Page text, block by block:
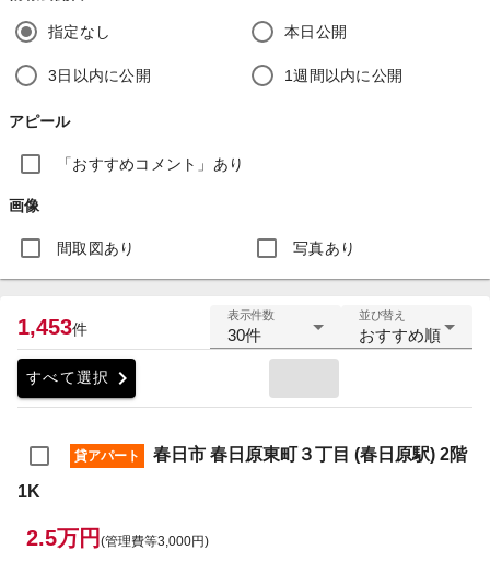
指定なし 本日公開
3日以内に公開 1週間以内に公開
アピール
「おすすめコメント」あり
画像
間取図あり 写真あり
1,453件
表示件数
30件
並び替え
おすすめ順
すべて選択 chevron_right
貸アパート
春日市 春日原東町３丁目 (春日原駅) 2階
1K
2.5万円 (管理費等3,000円)